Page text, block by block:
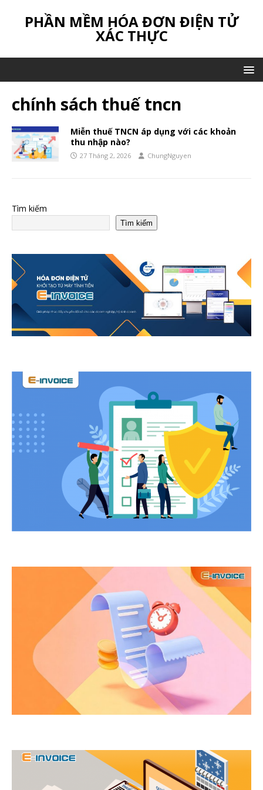
PHẦN MỀM HÓA ĐƠN ĐIỆN TỬ
XÁC THỰC
chính sách thuế tncn
Miễn thuế TNCN áp dụng với các khoản
thu nhập nào?
27 Tháng 2, 2026 ChungNguyen
Tìm kiếm
Tìm kiếm